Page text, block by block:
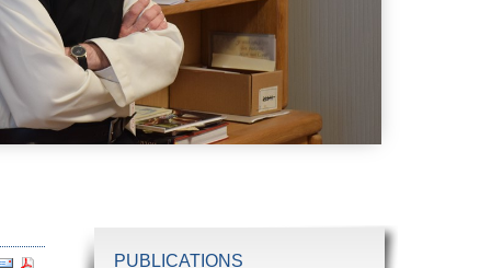
PUBLICATIONS